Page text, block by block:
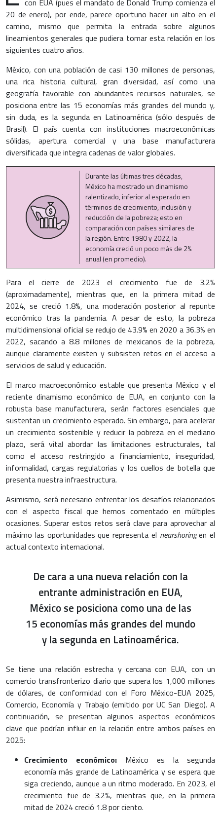
con EUA (pues el mandato de Donald Trump comienza el
20 de enero), por ende, parece oportuno hacer un alto en el
camino, mismo que permita la entrada sobre algunos
lineamientos generales que pudiera tomar esta relación en los
siguientes cuatro años.
México, con una población de casi 130 millones de personas,
una rica historia cultural, gran diversidad, así como una
geografía favorable con abundantes recursos naturales, se
posiciona entre las 15 economías más grandes del mundo y,
sin duda, es la segunda en Latinoamérica (sólo después de
Brasil). El país cuenta con instituciones macroeconómicas
sólidas, apertura comercial y una base manufacturera
diversificada que integra cadenas de valor globales.
Durante las últimas tres décadas,
México ha mostrado un dinamismo
ralentizado, inferior al esperado en
términos de crecimiento, inclusión y
reducción de la pobreza; esto en
comparación con países similares de
la región. Entre 1980 y 2022, la
economía creció un poco más de 2%
anual (en promedio).
Para el cierre de 2023 el crecimiento fue de 3.2%
(aproximadamente), mientras que, en la primera mitad de
2024, se creció 1.8%, una moderación posterior al repunte
económico tras la pandemia. A pesar de esto, la pobreza
multidimensional oficial se redujo de 43.9% en 2020 a 36.3% en
2022, sacando a 8.8 millones de mexicanos de la pobreza,
aunque claramente existen y subsisten retos en el acceso a
servicios de salud y educación.
El marco macroeconómico estable que presenta México y el
reciente dinamismo económico de EUA, en conjunto con la
robusta base manufacturera, serán factores esenciales que
sustentan un crecimiento esperado. Sin embargo, para acelerar
un crecimiento sostenible y reducir la pobreza en el mediano
plazo, será vital abordar las limitaciones estructurales, tal
como el acceso restringido a financiamiento, inseguridad,
informalidad, cargas regulatorias y los cuellos de botella que
presenta nuestra infraestructura.
Asimismo, será necesario enfrentar los desafíos relacionados
con el aspecto fiscal que hemos comentado en múltiples
ocasiones. Superar estos retos será clave para aprovechar al
máximo las oportunidades que representa el nearshoringen el
actual contexto internacional.
De cara a una nueva relación con la
entrante administración en EUA,
México se posiciona como una de las
15 economías más grandes del mundo
y la segunda en Latinoamérica.
Se tiene una relación estrecha y cercana con EUA, con un
comercio transfronterizo diario que supera los 1,000 millones
de dólares, de conformidad con el Foro México-EUA 2025,
Comercio, Economía y Trabajo (emitido por UC San Diego). A
continuación, se presentan algunos aspectos económicos
clave que podrían influir en la relación entre ambos países en
2025:
Crecimiento económico: México es la segunda
economía más grande de Latinoamérica y se espera que
siga creciendo, aunque a un ritmo moderado. En 2023, el
crecimiento fue de 3.2%, mientras que, en la primera
mitad de 2024 creció 1.8 por ciento.